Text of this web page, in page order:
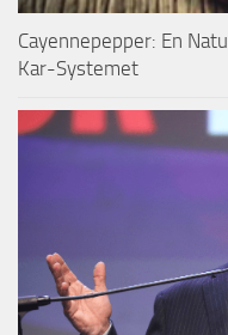
Cayennepepper: En
Kar-Systemet